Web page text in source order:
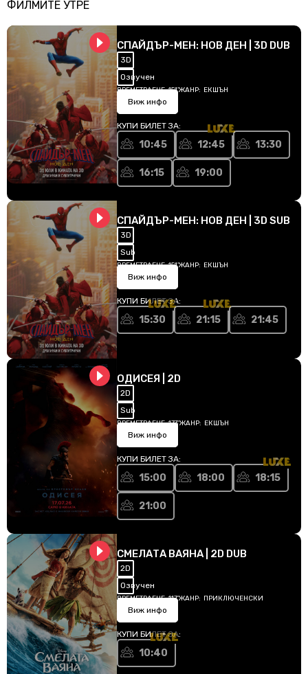
ФИЛМИТЕ УТРЕ
СПАЙДЪР-МЕН: НОВ ДЕН | 3D DUB
3D
Озвучен
ВРЕМЕТРАЕНЕ:151'ЖАНР: ЕКШЪН
Виж инфо
КУПИ БИЛЕТ ЗА:
10:45 12:45 13:30
16:15 19:00
СПАЙДЪР-МЕН: НОВ ДЕН | 3D SUB
3D
Sub
ВРЕМЕТРАЕНЕ:151'ЖАНР: ЕКШЪН
Виж инфо
КУПИ БИЛЕТ ЗА:
15:30 21:15 21:45
ОДИСЕЯ | 2D
2D
Sub
ВРЕМЕТРАЕНЕ:173'ЖАНР: ЕКШЪН
Виж инфо
КУПИ БИЛЕТ ЗА:
15:00 18:00 18:15
21:00
СМЕЛАТА ВАЯНА | 2D DUB
2D
Озвучен
ВРЕМЕТРАЕНЕ:117'ЖАНР: ПРИКЛЮЧЕНСКИ
Виж инфо
КУПИ БИЛЕТ ЗА:
10:40